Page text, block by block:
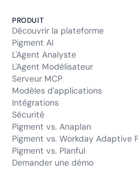
PRODUIT
Découvrir la plateforme
Pigment AI
L'Agent Analyste
L'Agent Modélisateur
Serveur MCP
Modèles d'applications
Intégrations
Sécurité
Pigment vs. Anaplan
Pigment vs. Workday Adaptive
Pigment vs. Planful
Demander une démo